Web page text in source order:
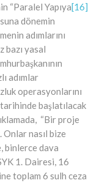
“Paralel Yapıya[16]
dönemin
adımlarını
bazı yasal
adımlar
operasyonlarını
başlatılacak
“Bir proje
nasıl bize
binlerce dava
1. Dairesi, 16
toplam 6 sulh ceza